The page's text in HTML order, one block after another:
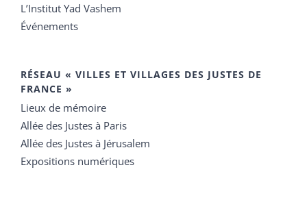
L’Institut Yad Vashem
Événements
RÉSEAU « VILLES ET VILLAGES DES JUSTES DE
FRANCE »
Lieux de mémoire
Allée des Justes à Paris
Allée des Justes à Jérusalem
Expositions numériques